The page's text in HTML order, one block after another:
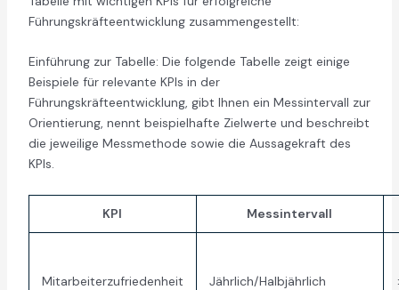
Führungskräfteentwicklung zusammengestellt:
Einführung zur Tabelle: Die folgende Tabelle zeigt einige
Beispiele für relevante KPIs in der
Führungskräfteentwicklung, gibt Ihnen ein Messintervall zur
Orientierung, nennt beispielhafte Zielwerte und beschreibt
die jeweilige Messmethode sowie die Aussagekraft des
KPIs.
KPI Messintervall
Mitarbeiterzufriedenheit Jährlich/Halbjährlich